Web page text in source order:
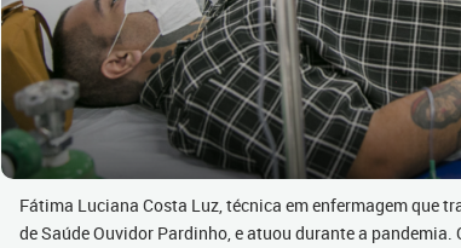
Fátima Luciana Costa Luz, técnica em enfermagem que
de Saúde Ouvidor Pardinho, e atuou durante a pandemia.